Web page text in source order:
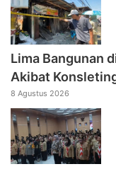
Lima Bangunan
Akibat
8 Agustus 2026